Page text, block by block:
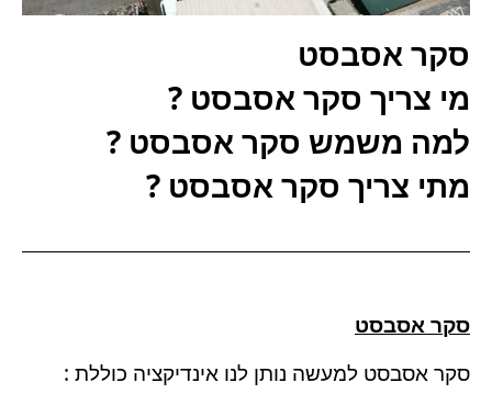
סקר אסבסט
מי צריך סקר אסבסט ?
למה משמש סקר אסבסט ?
מתי צריך סקר אסבסט ?
סקר אסבסט
סקר אסבסט למעשה נותן לנו אינדיקציה כוללת :